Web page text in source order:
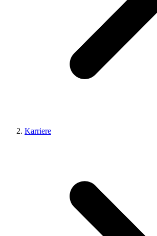
Karriere